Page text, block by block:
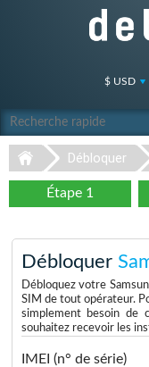
$ USD
Débloquer
Étape 1
Débloquer
Débloquez votre
SIM de tout opérateur.
simplement besoin de
souhaitez recevoir les
IMEI (n° de série)